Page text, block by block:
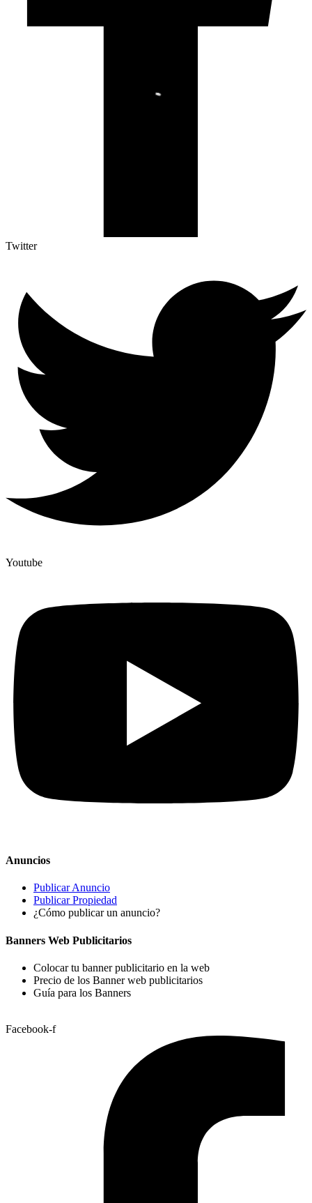
Twitter
Youtube
Anuncios
Publicar Anuncio
Publicar Propiedad
¿Cómo publicar un anuncio?
Banners Web Publicitarios
Colocar tu banner publicitario en la web
Precio de los Banner web publicitarios
Guía para los Banners
Facebook-f